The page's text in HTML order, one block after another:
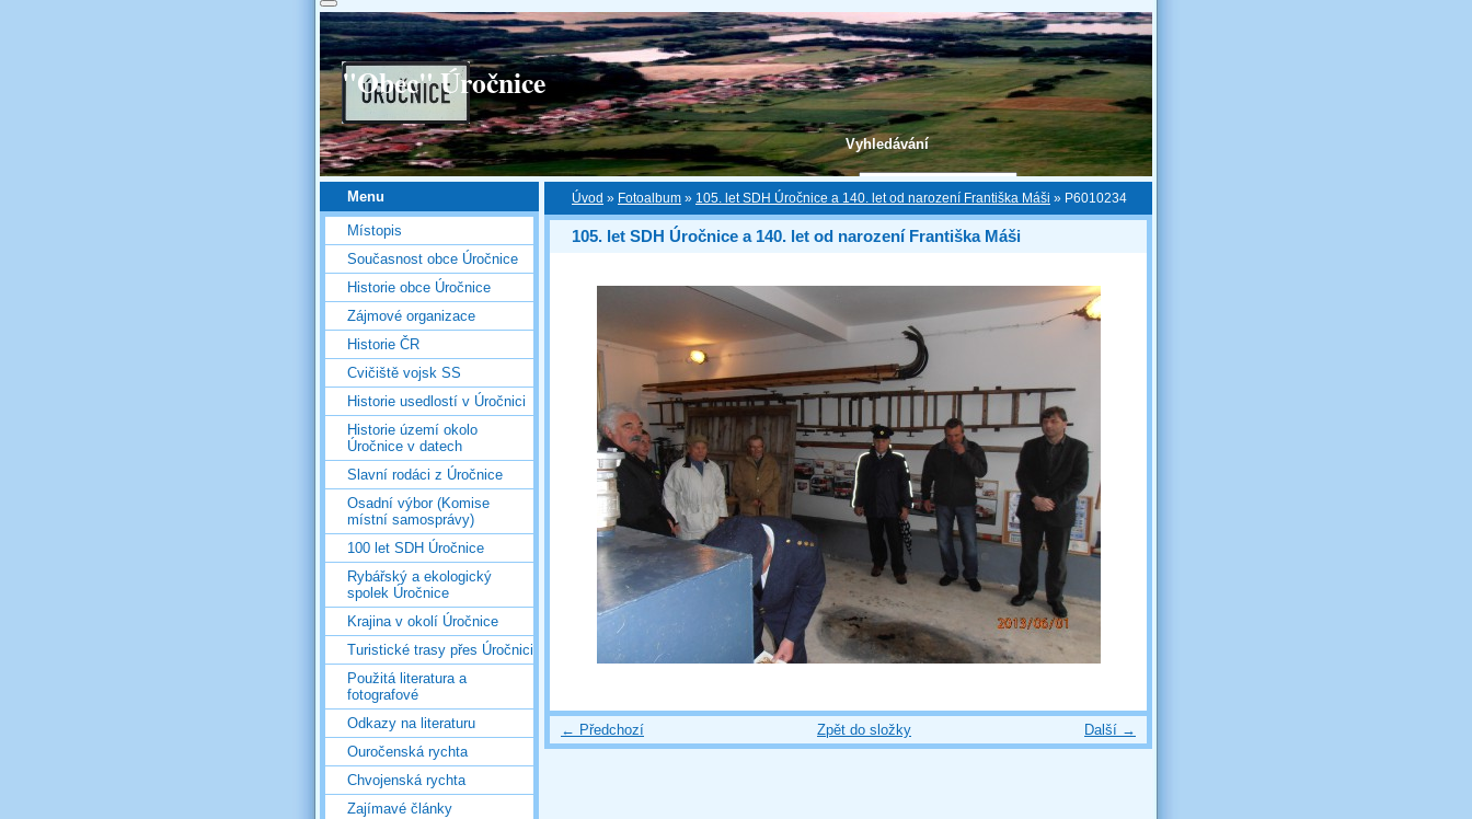
Vyhledávání
"Obec" Úročnice
Úvod » Fotoalbum » 105. let SDH Úročnice a 140. let od narození Františka Máši » P6010234
105. let SDH Úročnice a 140. let od narození Františka Máši
← Předchozí Další →
Zpět do složky
Menu
Místopis
Současnost obce Úročnice
Historie obce Úročnice
Zájmové organizace
Historie ČR
Cvičiště vojsk SS
Historie usedlostí v Úročnici
Historie území okolo
Úročnice v datech
Slavní rodáci z Úročnice
Osadní výbor (Komise
místní samosprávy)
100 let SDH Úročnice
Rybářský a ekologický
spolek Úročnice
Krajina v okolí Úročnice
Turistické trasy přes Úročnici
Použitá literatura a
fotografové
Odkazy na literaturu
Ouročenská rychta
Chvojenská rychta
Zajímavé články